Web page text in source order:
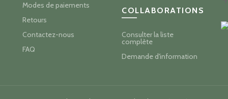
Modes de paiements
Retours
Contactez-nous
FAQ
COLLABORATIONS
Consulter la liste
complète
Demande d'information